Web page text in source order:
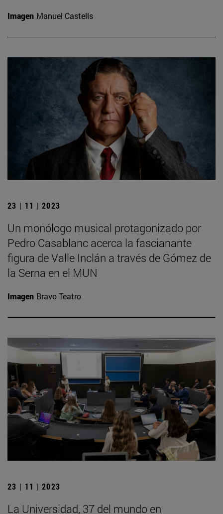
Imagen Manuel Castells
23 | 11 | 2023
Un monólogo musical protagonizado por
Pedro Casablanc acerca la fascianante
figura de Valle Inclán a través de Gómez de
la Serna en el MUN
Imagen Bravo Teatro
23 | 11 | 2023
La Universidad, 37 del mundo en